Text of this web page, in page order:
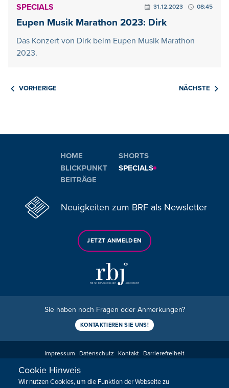
SPECIALS 31.12.2023 08:45
Eupen Musik Marathon 2023: Dirk
Das Konzert von Dirk beim Eupen Musik Marathon
2023.
VORHERIGE NÄCHSTE
HOME
BLICKPUNKT
BEITRÄGE
SHORTS
SPECIALS
Neuigkeiten zum BRF als Newsletter
JETZT ANMELDEN
Sie haben noch Fragen oder Anmerkungen?
KONTAKTIEREN SIE UNS!
Impressum Datenschutz Kontakt Barrierefreiheit
Cookie Hinweis
Wir nutzen Cookies, um die Funktion der Webseite zu